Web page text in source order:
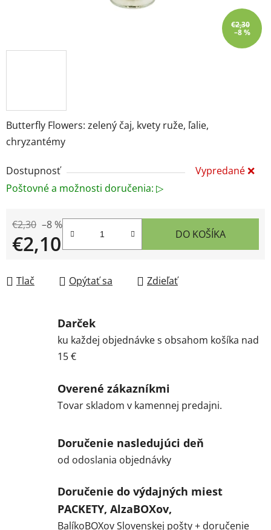
Butterfly Flowers: zelený čaj, kvety ruže, ľalie,
chryzantémy
Dostupnosť
Vypredané ❌
Poštovné a možnosti doručenia: ▷
€2,30 –8 %
€2,10 DO KOŠÍKA
Tlač Opýtať sa Zdieľať
€2,30
–8 %
Darček
ku každej objednávke s obsahom košíka nad
15 €
Overené zákazníkmi
Tovar skladom v kamennej predajni.
Doručenie nasledujúci deň
od odoslania objednávky
Doručenie do výdajných miest
PACKETY, AlzaBOXov,
BalíkoBOXov Slovenskej pošty + doručenie